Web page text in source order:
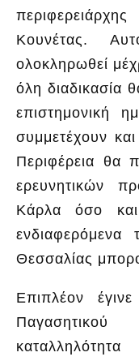
Κουνέτας.
ολοκληρωθεί
όλη διαδικασία
επιστημονική
συμμετέχουν
Περιφέρεια θα
ερευνητικών
Κάρλα όσο
ενδιαφερόμενα
Θεσσαλίας
Επιπλέον